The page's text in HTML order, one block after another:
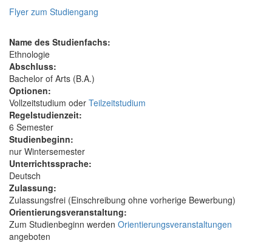
Flyer zum Studiengang
Name des Studienfachs:
Ethnologie
Abschluss:
Bachelor of Arts (B.A.)
Optionen:
Vollzeitstudium oder Teilzeitstudium
Regelstudienzeit:
6 Semester
Studienbeginn:
nur Wintersemester
Unterrichtssprache:
Deutsch
Zulassung:
Zulassungsfrei (Einschreibung ohne vorherige Bewerbung)
Orientierungsveranstaltung:
Zum Studienbeginn werden Orientierungsveranstaltungen
angeboten